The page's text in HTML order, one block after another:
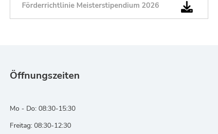
Förderrichtlinie Meisterstipendium 2026
Öffnungszeiten
Mo - Do: 08:30-15:30
Freitag: 08:30-12:30